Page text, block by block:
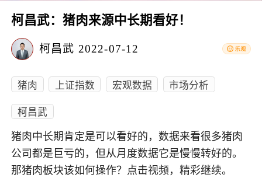
柯昌武：猪肉来源中长期看好！
柯昌武 2022-07-12
猪肉 上证指数 宏观数据
市场分析
柯昌武
猪肉中长期肯定是可以看好的，数据来看很多猪肉
公司都是巨亏的，但从月度数据它是慢慢转好的。
那猪肉板块该如何操作？点击视频，精彩继续。